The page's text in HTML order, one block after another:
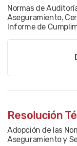
Normas de
Aseguramiento,
Informe de
Resolución
Adopción de las
Aseguramiento y